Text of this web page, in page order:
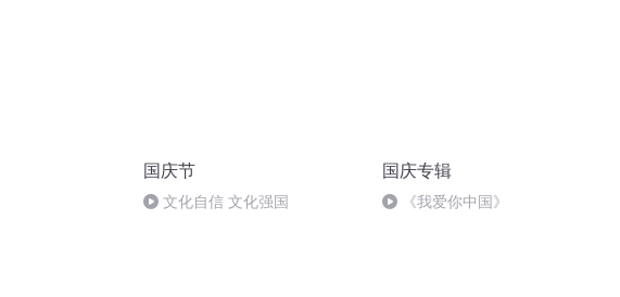
国庆节
文化自信 文化强国
国庆专辑
《我爱你中国》